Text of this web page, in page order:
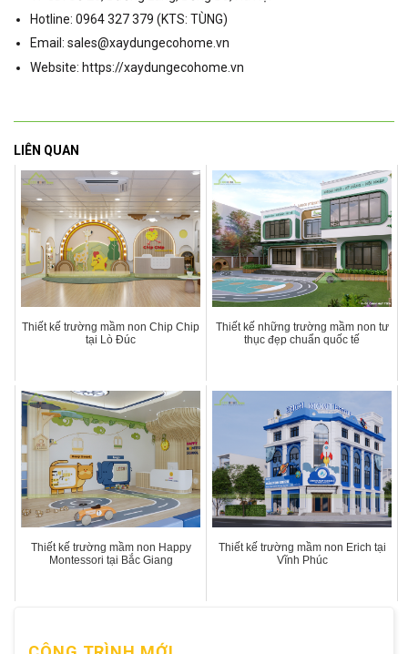
Hotline: 0964 327 379 (KTS: TÙNG)
Email: sales@xaydungecohome.vn
Website: https://xaydungecohome.vn
LIÊN QUAN
Thiết kế trường mầm non Chip Chip
tại Lò Đúc
Thiết kế những trường mầm non tư
thục đẹp chuẩn quốc tế
Thiết kế trường mầm non Happy
Montessori tại Bắc Giang
Thiết kế trường mầm non Erich tại
Vĩnh Phúc